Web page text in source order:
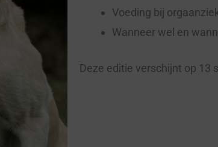
Voeding bij
Wanneer wel en
Deze editie verschijnt op 13